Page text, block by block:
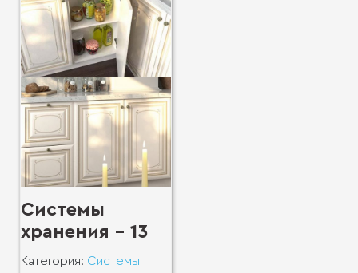
Системы
хранения - 13
Категория: Системы